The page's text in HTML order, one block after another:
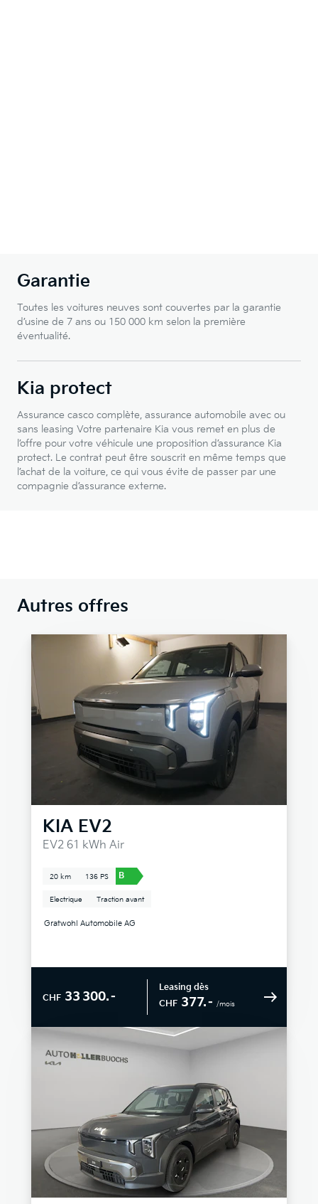
Garantie
Toutes les voitures neuves sont couvertes par la garantie
d’usine de 7 ans ou 150 000 km selon la première
éventualité.
Kia protect
Assurance casco complète, assurance automobile avec ou
sans leasing Votre partenaire Kia vous remet en plus de
l’offre pour votre véhicule une proposition d’assurance Kia
protect. Le contrat peut être souscrit en même temps que
l’achat de la voiture, ce qui vous évite de passer par une
compagnie d’assurance externe.
Autres offres
KIA EV2
EV2 61 kWh Air
20 km 136 PS B
Electrique Traction avant
Gratwohl Automobile AG
CHF 33 300.–
Leasing dès
CHF 377.– /mois